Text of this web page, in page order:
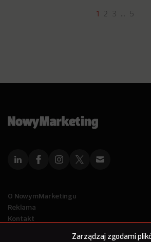
Zarządzaj zgodami
1 2 3 … 5
O NowymMarketingu
Reklama
Kontakt